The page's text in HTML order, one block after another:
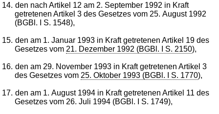
14. den nach Artikel 12 am 2. September 1992 in Kraft
getretenen Artikel 3 des Gesetzes vom 25. August 1992
(BGBl. I S. 1548),
15. den am 1. Januar 1993 in Kraft getretenen Artikel 19 des
Gesetzes vom 21. Dezember 1992 (BGBl. I S. 2150),
16. den am 29. November 1993 in Kraft getretenen Artikel 3
des Gesetzes vom 25. Oktober 1993 (BGBl. I S. 1770),
17. den am 1. August 1994 in Kraft getretenen Artikel 11 des
Gesetzes vom 26. Juli 1994 (BGBl. I S. 1749),